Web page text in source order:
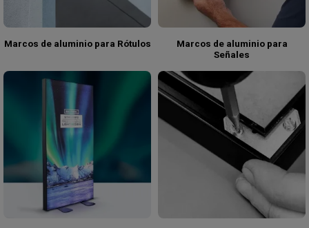
Marcos de aluminio para Rótulos
Marcos de aluminio para
Señales